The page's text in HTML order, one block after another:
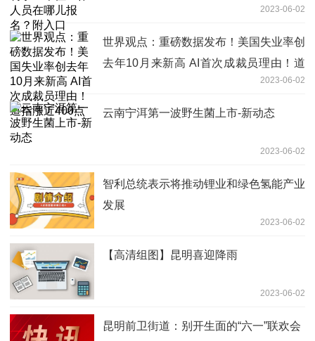
2023-06-02
世界观点：重磅数据发布！美国失业率创
去年10月来新高 AI首次成裁员理由！道
2023-06-02
云南宁洱第一波野生菌上市-新动态
2023-06-02
智利总统表示将推动锂业和绿色氢能产业
发展
2023-06-02
【高清组图】昆明喜迎降雨
2023-06-02
昆明前卫街道：别开生面的“六一”联欢会